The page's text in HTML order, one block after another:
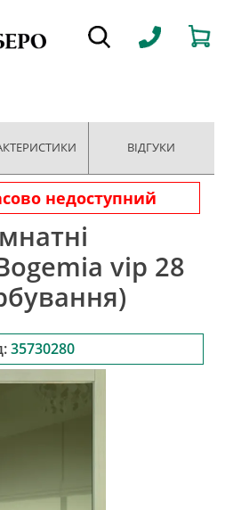
ВІДГУКИ
недоступний
vip 28
35730280